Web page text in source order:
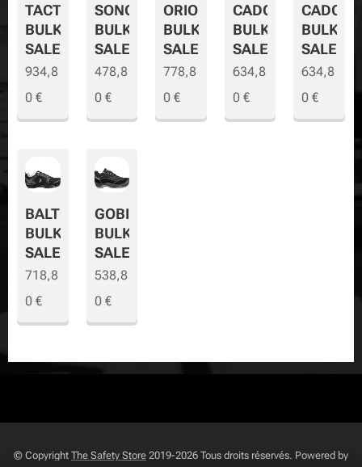
TACTIC
BULK
SALE
934,8
0 €
SONORA
BULK
SALE
478,8
0€
ORION
BULK
SALE
778,8
0 €
CADOR
BULK
SALE
634,8
0€
CADOR-
BULK-
SALE
634,8
0 €
BALTO
BULK
SALE
718,8
0 €
GOBI
BULK
SALE
538,8
0€
© Copyright The Safety Store 2019-2026 Tous droits réservés. Powered by